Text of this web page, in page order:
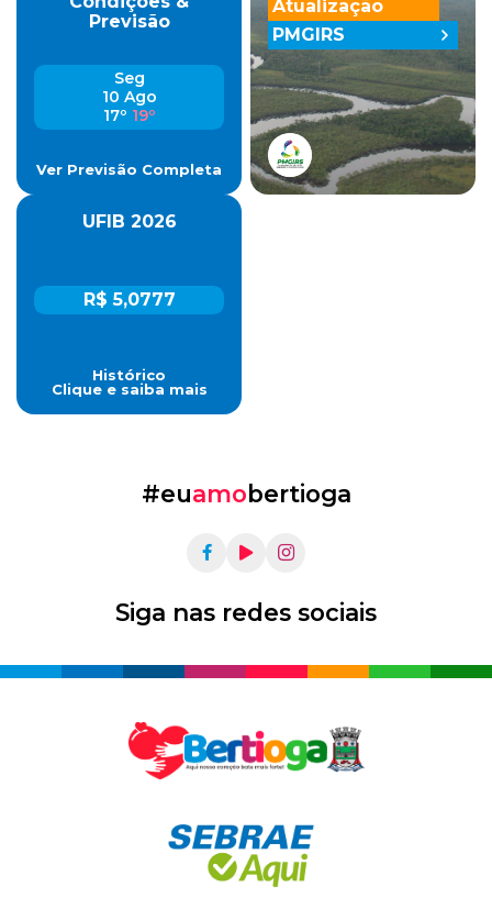
Previsão
Seg
10 Ago
17º 19º
Ver Previsão Completa
UFIB 2026
R$ 5,0777
Histórico
Clique e saiba mais
Atualização
PMGIRS
#euamobertioga
Siga nas redes sociais